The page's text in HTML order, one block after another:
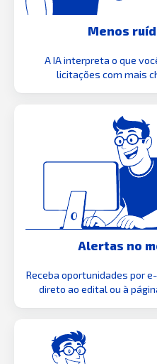
Menos
A IA interpreta o que
licitações com mais
Alertas no
Receba oportunidades por
direto ao edital ou à